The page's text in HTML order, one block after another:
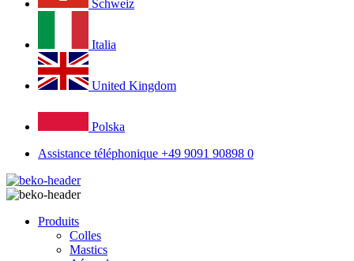
Schweiz
Italia
United Kingdom
Polska
Assistance téléphonique +49 9091 90898 0
Produits
Colles
Mastics